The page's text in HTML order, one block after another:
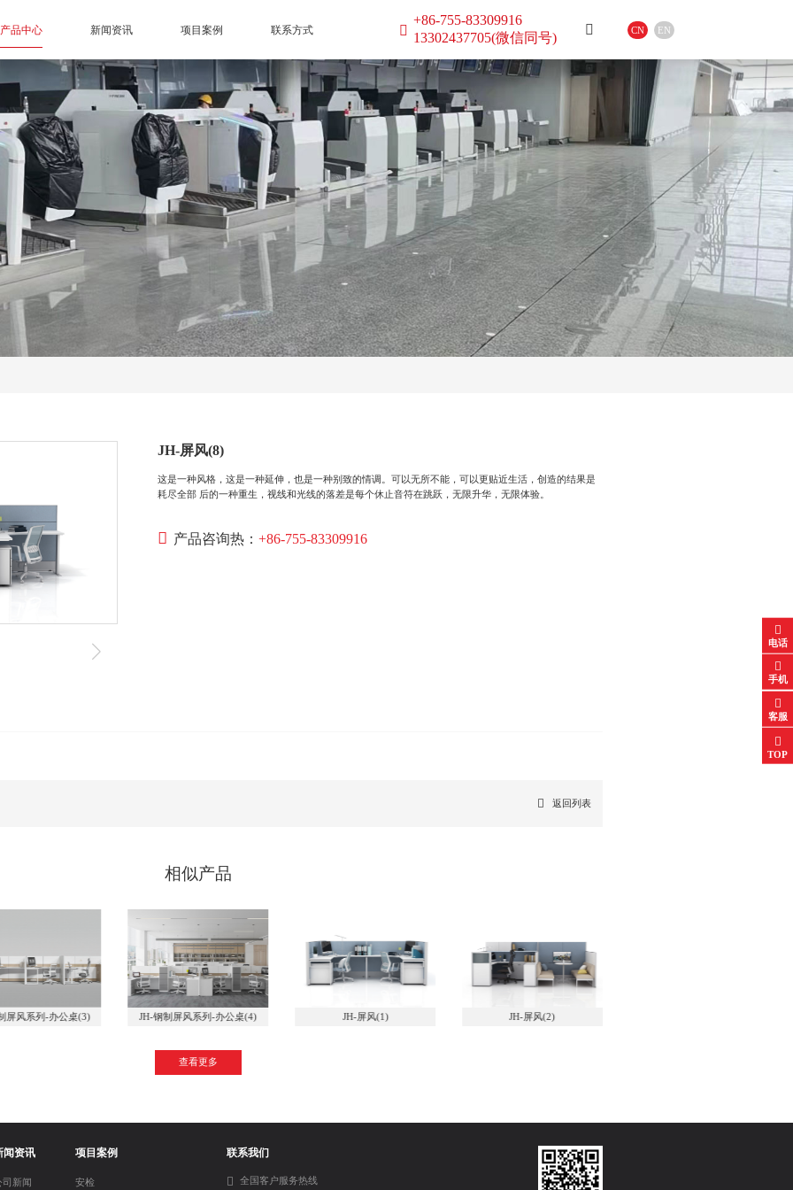
产品中心 新闻资讯 项目案例 联系方式
+86-755-83309916
13302437705(微信同号)
CN EN
JH-屏风(8)
这是一种风格，这是一种延伸，也是一种别致的情调。可以无所不能，可以更贴近生活，创造的结果是
耗尽全部 后的一种重生，视线和光线的落差是每个休止音符在跳跃，无限升华，无限体验。
产品咨询热：+86-755-83309916
返回列表
相似产品
屏风系列-办公桌(3) JH-钢制屏风系列-办公桌(4) JH-屏风(1) JH-屏风(2)
查看更多
闻资讯
司新闻
项目案例
安检
联系我们
全国客户服务热线
电话
手机
客服
TOP